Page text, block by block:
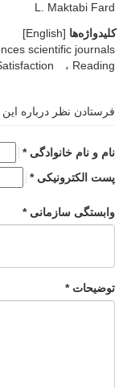
L. Maktabi Fard
کلیدواژه‌ها [English]
scientific journals
Reading
فرستادن نظر درباره این
نام و نام خانوادگی *
پست الکترونیکی *
وابستگی سازمانی *
توضیحات *